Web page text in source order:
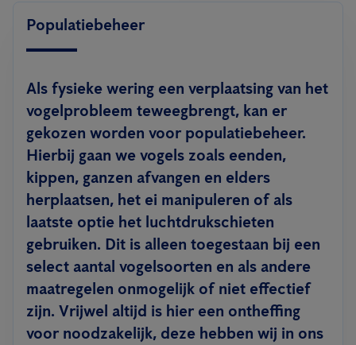
Populatiebeheer
Als fysieke wering een verplaatsing van het
vogelprobleem teweegbrengt, kan er
gekozen worden voor populatiebeheer.
Hierbij gaan we vogels zoals eenden,
kippen, ganzen afvangen en elders
herplaatsen, het ei manipuleren of als
laatste optie het luchtdrukschieten
gebruiken. Dit is alleen toegestaan bij een
select aantal vogelsoorten en als andere
maatregelen onmogelijk of niet effectief
zijn. Vrijwel altijd is hier een ontheffing
voor noodzakelijk, deze hebben wij in ons